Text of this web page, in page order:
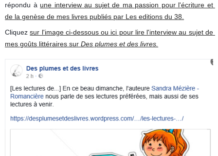
répondu à une interview au sujet de ma passion pour l'écriture et
de la genèse de mes livres publiés par Les editions du 38.
Cliquez sur l'image ci-dessous ou ici pour lire l'interview au sujet de
mes goûts littéraires sur Des plumes et des livres.